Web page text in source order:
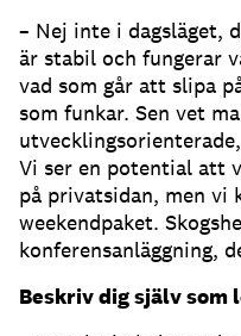
– Nej inte i dagsläget,
är stabil och fungerar
vad som går att slipa
som funkar. Sen vet
Vi ser en potential att
på privatsidan, men vi
weekendpaket.
konferensanläggning,
Beskriv dig själv som